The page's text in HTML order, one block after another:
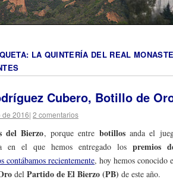
LA QUINTERÍA DEL REAL
Cubero, Botillo de
de 2016| 2 comentarios
del Bierzo, porque entre botillosanda el
en el que hemos entregado lospremios
contábamos recientemente, hoy hemos conocido
del Partido de El Bierzo (PB) de este año.